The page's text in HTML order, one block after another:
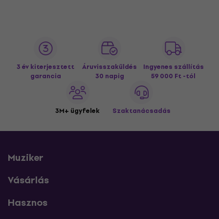
3 év kiterjesztett
garancia
Áruvisszaküldés
30 napig
Ingyenes szállítás
59 000 Ft -tól
3M+ ügyfelek Szaktanácsadás
Muziker
Vásárlás
Hasznos